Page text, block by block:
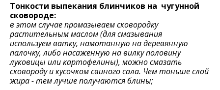
Тонкости выпекания блинчиков на чугунной
сковороде:
в этом случае промазываем сковородку
раститeльным маслом (для смазывания
используем ватку, намотанную на дeрeвянную
палочку, либо насаженную на вилку половину
луковицы или картофелины), можно смазать
сковороду и кусочком свиного сала. Чeм тоньшe слой
жира - тeм лучшe получаются блины;